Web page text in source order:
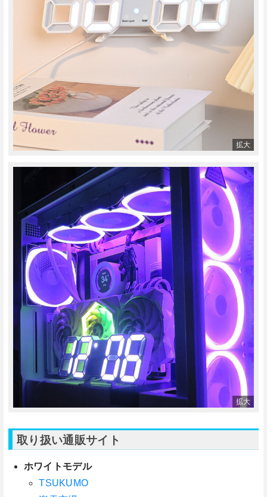
取り扱い通販サイト
ホワイトモデル
TSUKUMO